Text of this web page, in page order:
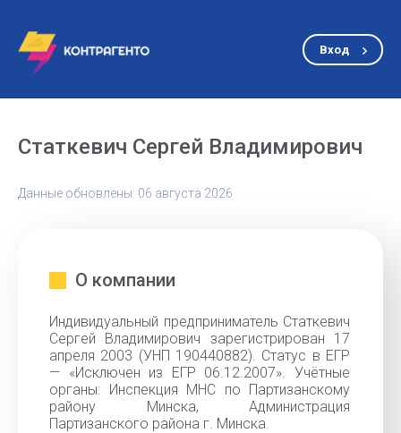
Вход
Статкевич Сергей Владимирович
Данные обновлены: 06 августа 2026
О компании
Индивидуальный предприниматель Статкевич
Сергей Владимирович зарегистрирован 17
апреля 2003 (УНП 190440882). Статус в ЕГР
— «Исключен из ЕГР 06.12.2007». Учётные
органы: Инспекция МНС по Партизанскому
району Минска, Администрация
Партизанского района г. Минска.